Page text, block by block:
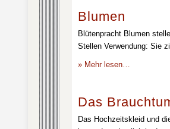
Blumen
Blütenpracht Blumen
Stellen Verwendung: Sie
» Mehr lesen…
Das
Das Hochzeitskleid und